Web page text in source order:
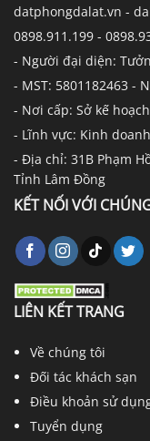
datphongdalat.vn -
0898.911.199 -
- Người đại diện:
- MST: 5801182463 -
- Nơi cấp: Sở kế
- Lĩnh vực: Kinh
- Địa chỉ: 31B Phạm
Tỉnh Lâm Đồng
KẾT NỐI VỚI
LIÊN KẾT TRANG
Về chúng tôi
Đối tác khách sạn
Điều khoản sử
Tuyển dụng